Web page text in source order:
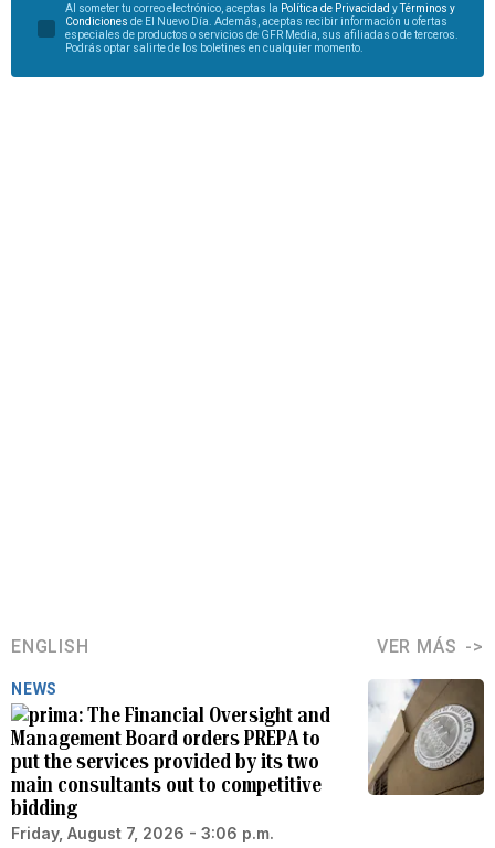
Al someter tu correo electrónico, aceptas la Política de Privacidad yTérminos y
Condiciones de El Nuevo Día. Además, aceptas recibir información u ofertas
especiales de productos o servicios de GFR Media, sus afiliadas o de terceros.
Podrás optar salirte de los boletines en cualquier momento.
ENGLISH VER MÁS
NEWS
The Financial Oversight and
Management Board orders PREPA to
put the services provided by its two
main consultants out to competitive
bidding
Friday, August 7, 2026 - 3:06 p.m.